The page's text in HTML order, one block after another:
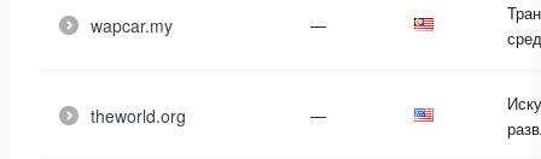
wapcar.my —
theworld.org —